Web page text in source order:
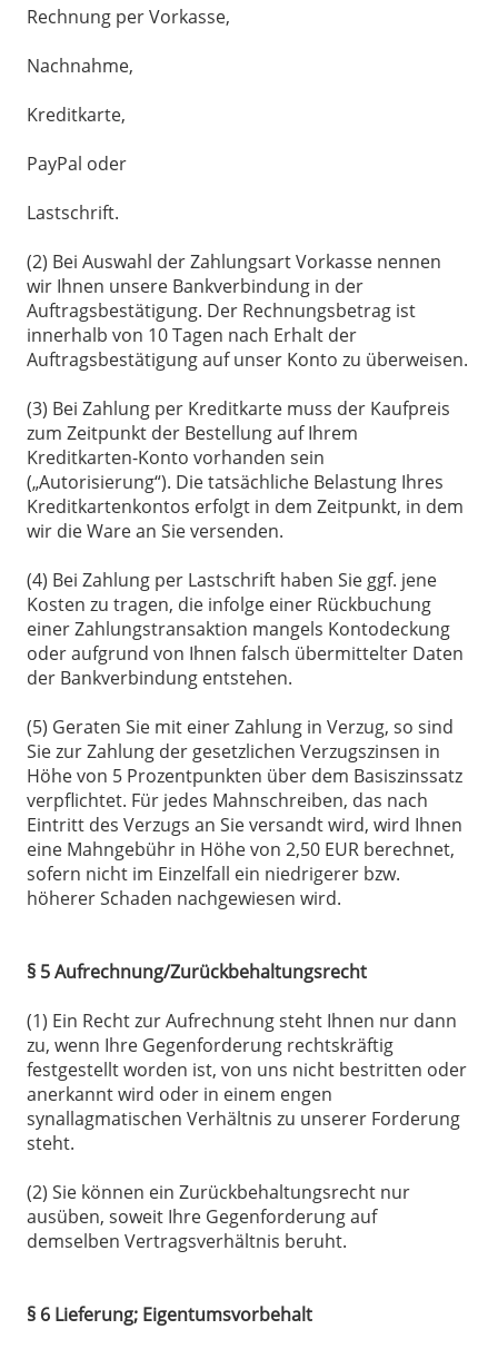
Rechnung per Vorkasse,
Nachnahme,
Kreditkarte,
PayPal oder
Lastschrift.
(2) Bei Auswahl der Zahlungsart Vorkasse nennen
wir Ihnen unsere Bankverbindung in der
Auftragsbestätigung. Der Rechnungsbetrag ist
innerhalb von 10 Tagen nach Erhalt der
Auftragsbestätigung auf unser Konto zu überweisen.
(3) Bei Zahlung per Kreditkarte muss der Kaufpreis
zum Zeitpunkt der Bestellung auf Ihrem
Kreditkarten-Konto vorhanden sein
(„Autorisierung“). Die tatsächliche Belastung Ihres
Kreditkartenkontos erfolgt in dem Zeitpunkt, in dem
wir die Ware an Sie versenden.
(4) Bei Zahlung per Lastschrift haben Sie ggf. jene
Kosten zu tragen, die infolge einer Rückbuchung
einer Zahlungstransaktion mangels Kontodeckung
oder aufgrund von Ihnen falsch übermittelter Daten
der Bankverbindung entstehen.
(5) Geraten Sie mit einer Zahlung in Verzug, so sind
Sie zur Zahlung der gesetzlichen Verzugszinsen in
Höhe von 5 Prozentpunkten über dem Basiszinssatz
verpflichtet. Für jedes Mahnschreiben, das nach
Eintritt des Verzugs an Sie versandt wird, wird Ihnen
eine Mahngebühr in Höhe von 2,50 EUR berechnet,
sofern nicht im Einzelfall ein niedrigerer bzw.
höherer Schaden nachgewiesen wird.
§ 5 Aufrechnung/Zurückbehaltungsrecht
(1) Ein Recht zur Aufrechnung steht Ihnen nur dann
zu, wenn Ihre Gegenforderung rechtskräftig
festgestellt worden ist, von uns nicht bestritten oder
anerkannt wird oder in einem engen
synallagmatischen Verhältnis zu unserer Forderung
steht.
(2) Sie können ein Zurückbehaltungsrecht nur
ausüben, soweit Ihre Gegenforderung auf
demselben Vertragsverhältnis beruht.
§ 6 Lieferung; Eigentumsvorbehalt